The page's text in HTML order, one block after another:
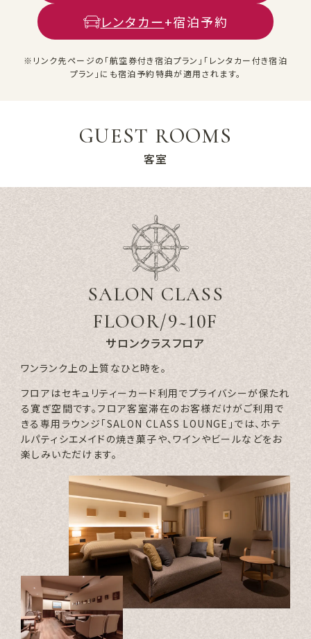
レンタカー+宿泊予約
※リンク先ページの「航空券付き宿泊プラン」「レンタカー付き宿泊
プラン」にも宿泊予約特典が適用されます。
GUEST ROOMS
客室
SALON CLASS
FLOOR/9~10F
サロンクラスフロア
ワンランク上の上質なひと時を。
フロアはセキュリティーカード利用でプライバシーが保たれ
る寛ぎ空間です。フロア客室滞在のお客様だけがご利用で
きる専用ラウンジ「SALON CLASS LOUNGE」では、ホテ
ルパティシエメイドの焼き菓子や、ワインやビールなどをお
楽しみいただけます。